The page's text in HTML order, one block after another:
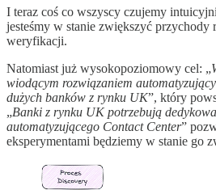
I teraz coś co wszyscy czujemy
jesteśmy w stanie zwiększyć przychody
weryfikacji.
Natomiast już wysokopoziomowy cel: „
wiodącym rozwiązaniem
dużych banków z rynku UK”, który
„Banki z rynku UK potrzebują
automatyzującego Contact Center”
eksperymentami będziemy w stanie go